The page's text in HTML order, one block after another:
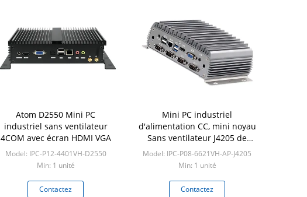
Atom D2550 Mini PC
industriel sans ventilateur
4COM avec écran HDMI VGA
Model: IPC-P12-4401VH-D2550
Min: 1 unité
Contactez
Mini PC industriel
d'alimentation CC, mini noyau
Sans ventilateur J4205 de
quadruple réseau local de
l'ordinateur 6COM 1
Model: IPC-P08-6621VH-AP-J4205
Min: 1 unité
Contactez